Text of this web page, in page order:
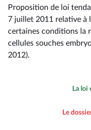
Proposition de loi
7 juillet 2011 relative à
certaines conditions la
cellules souches
2012).
La
Le